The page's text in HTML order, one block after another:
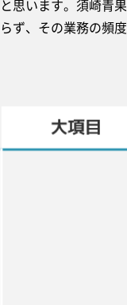
と思います。須崎青
らず、その業務の頻